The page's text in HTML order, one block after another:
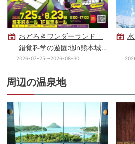
おどろきワンダーランド
錯覚科学の遊園地in熊本城
ホール
2026-07-25〜2026-08-30
周辺の温泉地